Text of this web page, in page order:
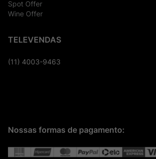
Spot Offer
Wine Offer
TELEVENDAS
(11) 4003-9463
Nossas formas de pagamento: